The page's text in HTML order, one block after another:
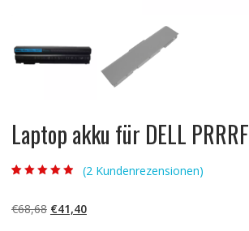
Laptop akku für DELL PRRRF
basierend auf
Kundenbewert
(2 Kundenrezensionen)
€68,68 Ursprünglicher
€41,40Aktueller